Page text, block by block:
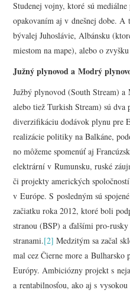
Studenej vojny, ktoré sú
opakovaním aj v dnešnej dobe. A
bývalej Juhoslávie, Albánsku
miestom na mape), alebo o
Južný plynovod a Modrý
Južbý plynovod (South Stream)
alebo tiež Turkish Stream) sú dva
diverzifikáciu dodávok plynu pre
realizácie politiky na Balkáne,
no môžeme spomenúť aj
elektrární v Rumunsku, ruské
či projekty amerických
v Európe. S posledným sú
začiatku roka 2012, ktoré boli
stranou (BSP) a ďalšími pro-
stranami.[2] Medzitým sa začal
mal cez Čierne more a Bulharsko
Európy. Ambiciózny projekt s
a rentabilnosťou, ako aj s